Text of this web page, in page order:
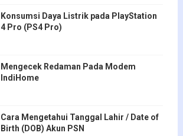
Konsumsi Daya Listrik pada PlayStation
4 Pro (PS4 Pro)
Mengecek Redaman Pada Modem
IndiHome
Cara Mengetahui Tanggal Lahir / Date of
Birth (DOB) Akun PSN